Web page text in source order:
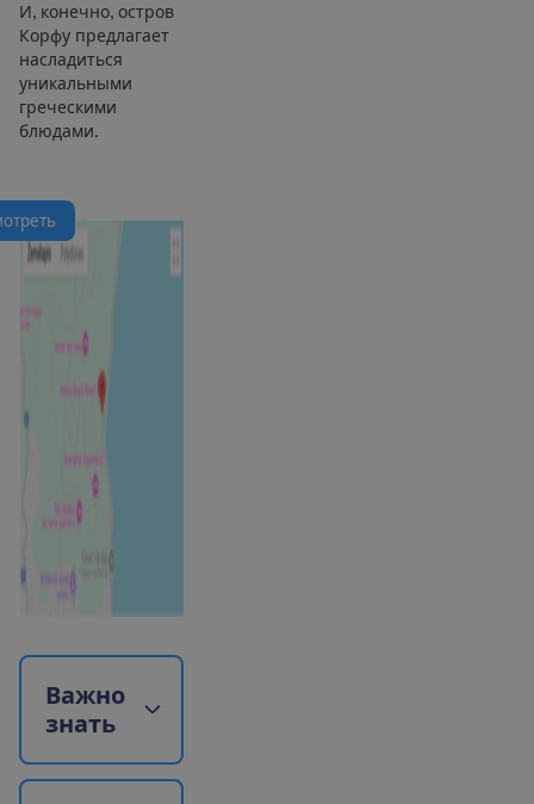
И, конечно, остров
Корфу предлагает
насладиться
уникальными
греческими
блюдами.
отреть
Важно
знать